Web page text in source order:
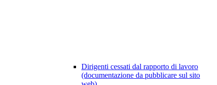
Dirigenti cessati dal rapporto di lavoro
(documentazione da pubblicare sul sito